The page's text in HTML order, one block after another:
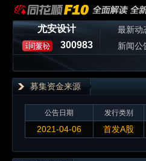
尤安设计
300983
最新动
新闻公
募集资金来源
公告日期 发行类别
2021-04-06 首发A股